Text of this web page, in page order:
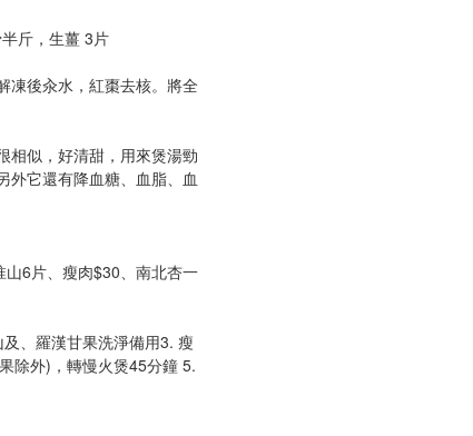
斤，生薑 3片
凍後汆水，紅棗去核。將全
相似，好清甜，用來煲湯勁
外它還有降血糖、血脂、血
6片、瘦肉$30、南北杏一
、羅漢甘果洗淨備用3. 瘦
除外)，轉慢火煲45分鐘 5.